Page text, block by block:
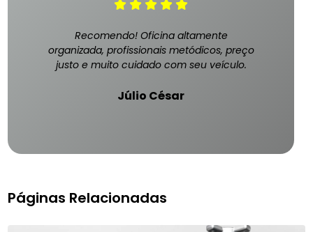
Recomendo! Oficina altamente
organizada, profissionais metódicos, preço
justo e muito cuidado com seu veículo.
Júlio César
Páginas Relacionadas